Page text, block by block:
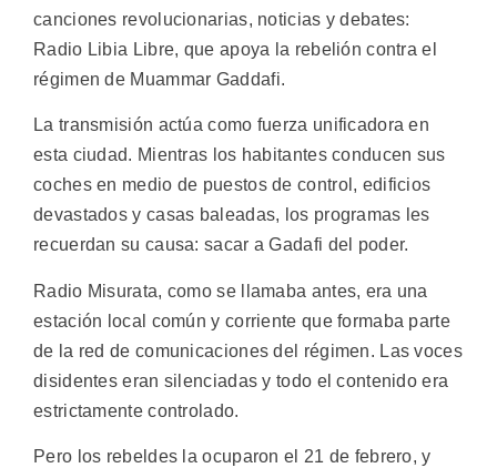
canciones revolucionarias, noticias y debates:
Radio Libia Libre, que apoya la rebelión contra el
régimen de Muammar Gaddafi.
La transmisión actúa como fuerza unificadora en
esta ciudad. Mientras los habitantes conducen sus
coches en medio de puestos de control, edificios
devastados y casas baleadas, los programas les
recuerdan su causa: sacar a Gadafi del poder.
Radio Misurata, como se llamaba antes, era una
estación local común y corriente que formaba parte
de la red de comunicaciones del régimen. Las voces
disidentes eran silenciadas y todo el contenido era
estrictamente controlado.
Pero los rebeldes la ocuparon el 21 de febrero, y